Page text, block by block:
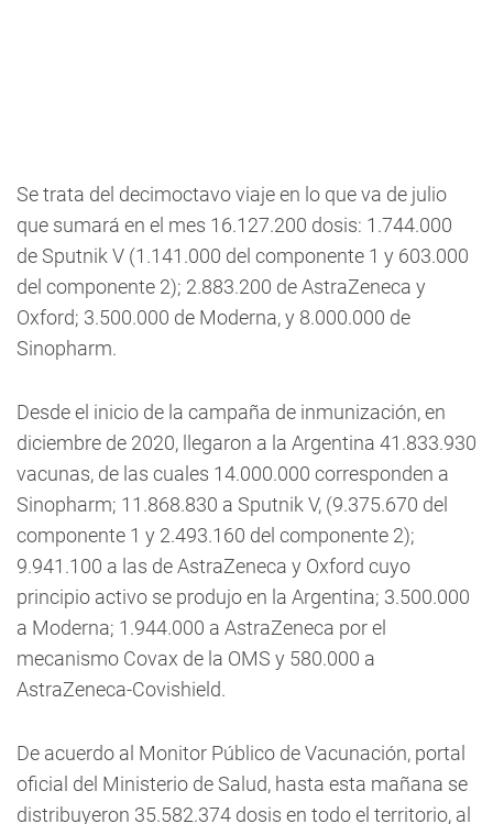
Se trata del decimoctavo viaje en lo que va de julio
que sumará en el mes 16.127.200 dosis: 1.744.000
de Sputnik V (1.141.000 del componente 1 y 603.000
del componente 2); 2.883.200 de AstraZeneca y
Oxford; 3.500.000 de Moderna, y 8.000.000 de
Sinopharm.
Desde el inicio de la campaña de inmunización, en
diciembre de 2020, llegaron a la Argentina 41.833.930
vacunas, de las cuales 14.000.000 corresponden a
Sinopharm; 11.868.830 a Sputnik V, (9.375.670 del
componente 1 y 2.493.160 del componente 2);
9.941.100 a las de AstraZeneca y Oxford cuyo
principio activo se produjo en la Argentina; 3.500.000
a Moderna; 1.944.000 a AstraZeneca por el
mecanismo Covax de la OMS y 580.000 a
AstraZeneca-Covishield.
De acuerdo al Monitor Público de Vacunación, portal
oficial del Ministerio de Salud, hasta esta mañana se
distribuyeron 35.582.374 dosis en todo el territorio, al